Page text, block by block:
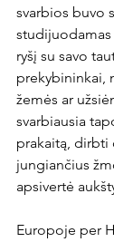
svarbios buvo
studijuodamas
ryšį su savo
prekybininkai,
žemės ar
svarbiausia
prakaitą, dirbti
jungiančius
apsivertė
Europoje per